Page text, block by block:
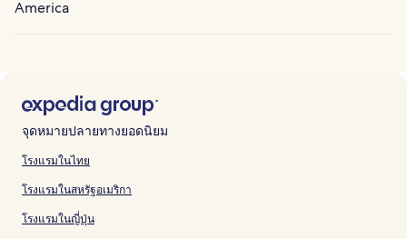
America
จุดหมายปลายทางยอดนิยม
โรงแรมในไทย
โรงแรมในสหรัฐอเมริกา
โรงแรมในญี่ปุ่น